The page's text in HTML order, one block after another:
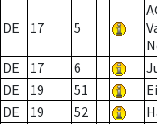
DE 17 5
DE 17 6
DE
19 51
DE
19 52